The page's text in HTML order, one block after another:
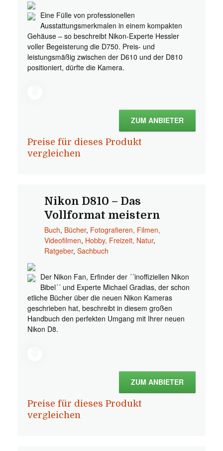
Eine Fülle von professionellen
Ausstattungsmerkmalen in einem kompakten
Gehäuse – so beschreibt Nikon-Experte Hessler
voller Begeisterung die D750. Preis- und
leistungsmäßig zwischen der D610 und der D810
positioniert, dürfte die Kamera.
ZUM ANBIETER
Preise für dieses Produkt
vergleichen
Nikon D810 – Das
Vollformat meistern
Buch, Bücher, Fotografieren, Filmen,
Videofilmen, Hobby, Freizeit, Natur,
Ratgeber, Sachbuch
Der Nikon Fan, Erfinder der ´´inoffiziellen Nikon
Bibel´´ und Experte Michael Gradias, der schon
etliche Bücher über die neuen Nikon Kameras
geschrieben hat, beschreibt in diesem großen
Handbuch den perfekten Umgang mit Ihrer neuen
Nikon D8.
ZUM ANBIETER
Preise für dieses Produkt
vergleichen